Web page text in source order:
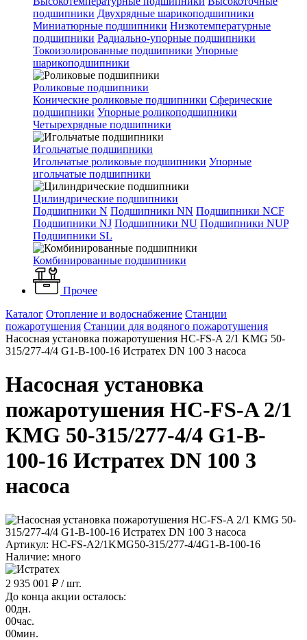
подшипники Двухрядные шарикоподшипники
Миниатюрные подшипники Низкотемпературные
подшипники Радиально-упорные подшипники
Токоизолированные подшипники Упорные
шарикоподшипники
Роликовые подшипники
Конические роликовые подшипники Сферические
подшипники Упорные роликоподшипники
Четырехрядные подшипники
Игольчатые подшипники
Игольчатые роликовые подшипники Упорные
игольчатые подшипники
Цилиндрические подшипники
Подшипники N Подшипники NN Подшипники NCF
Подшипники NJ Подшипники NU Подшипники NUP
Подшипники SL
Комбинированные подшипники
Прочее
Каталог Отопление и водоснабжение Станции
пожаротушения Станции для водяного пожаротушения
Насосная установка пожаротушения HC-FS-A 2/1 KMG 50-
315/277-4/4 G1-B-100-16 Истратех DN 100 3 насоса
Насосная установка
пожаротушения HC-FS-A 2/1
KMG 50-315/277-4/4 G1-B-
100-16 Истратех DN 100 3
насоса
Артикул: HC-FS-A2/1KMG50-315/277-4/4G1-B-100-16
Наличие: много
2 935 001 ₽ / шт.
До конца акции осталось:
00дн.
00час.
00мин.